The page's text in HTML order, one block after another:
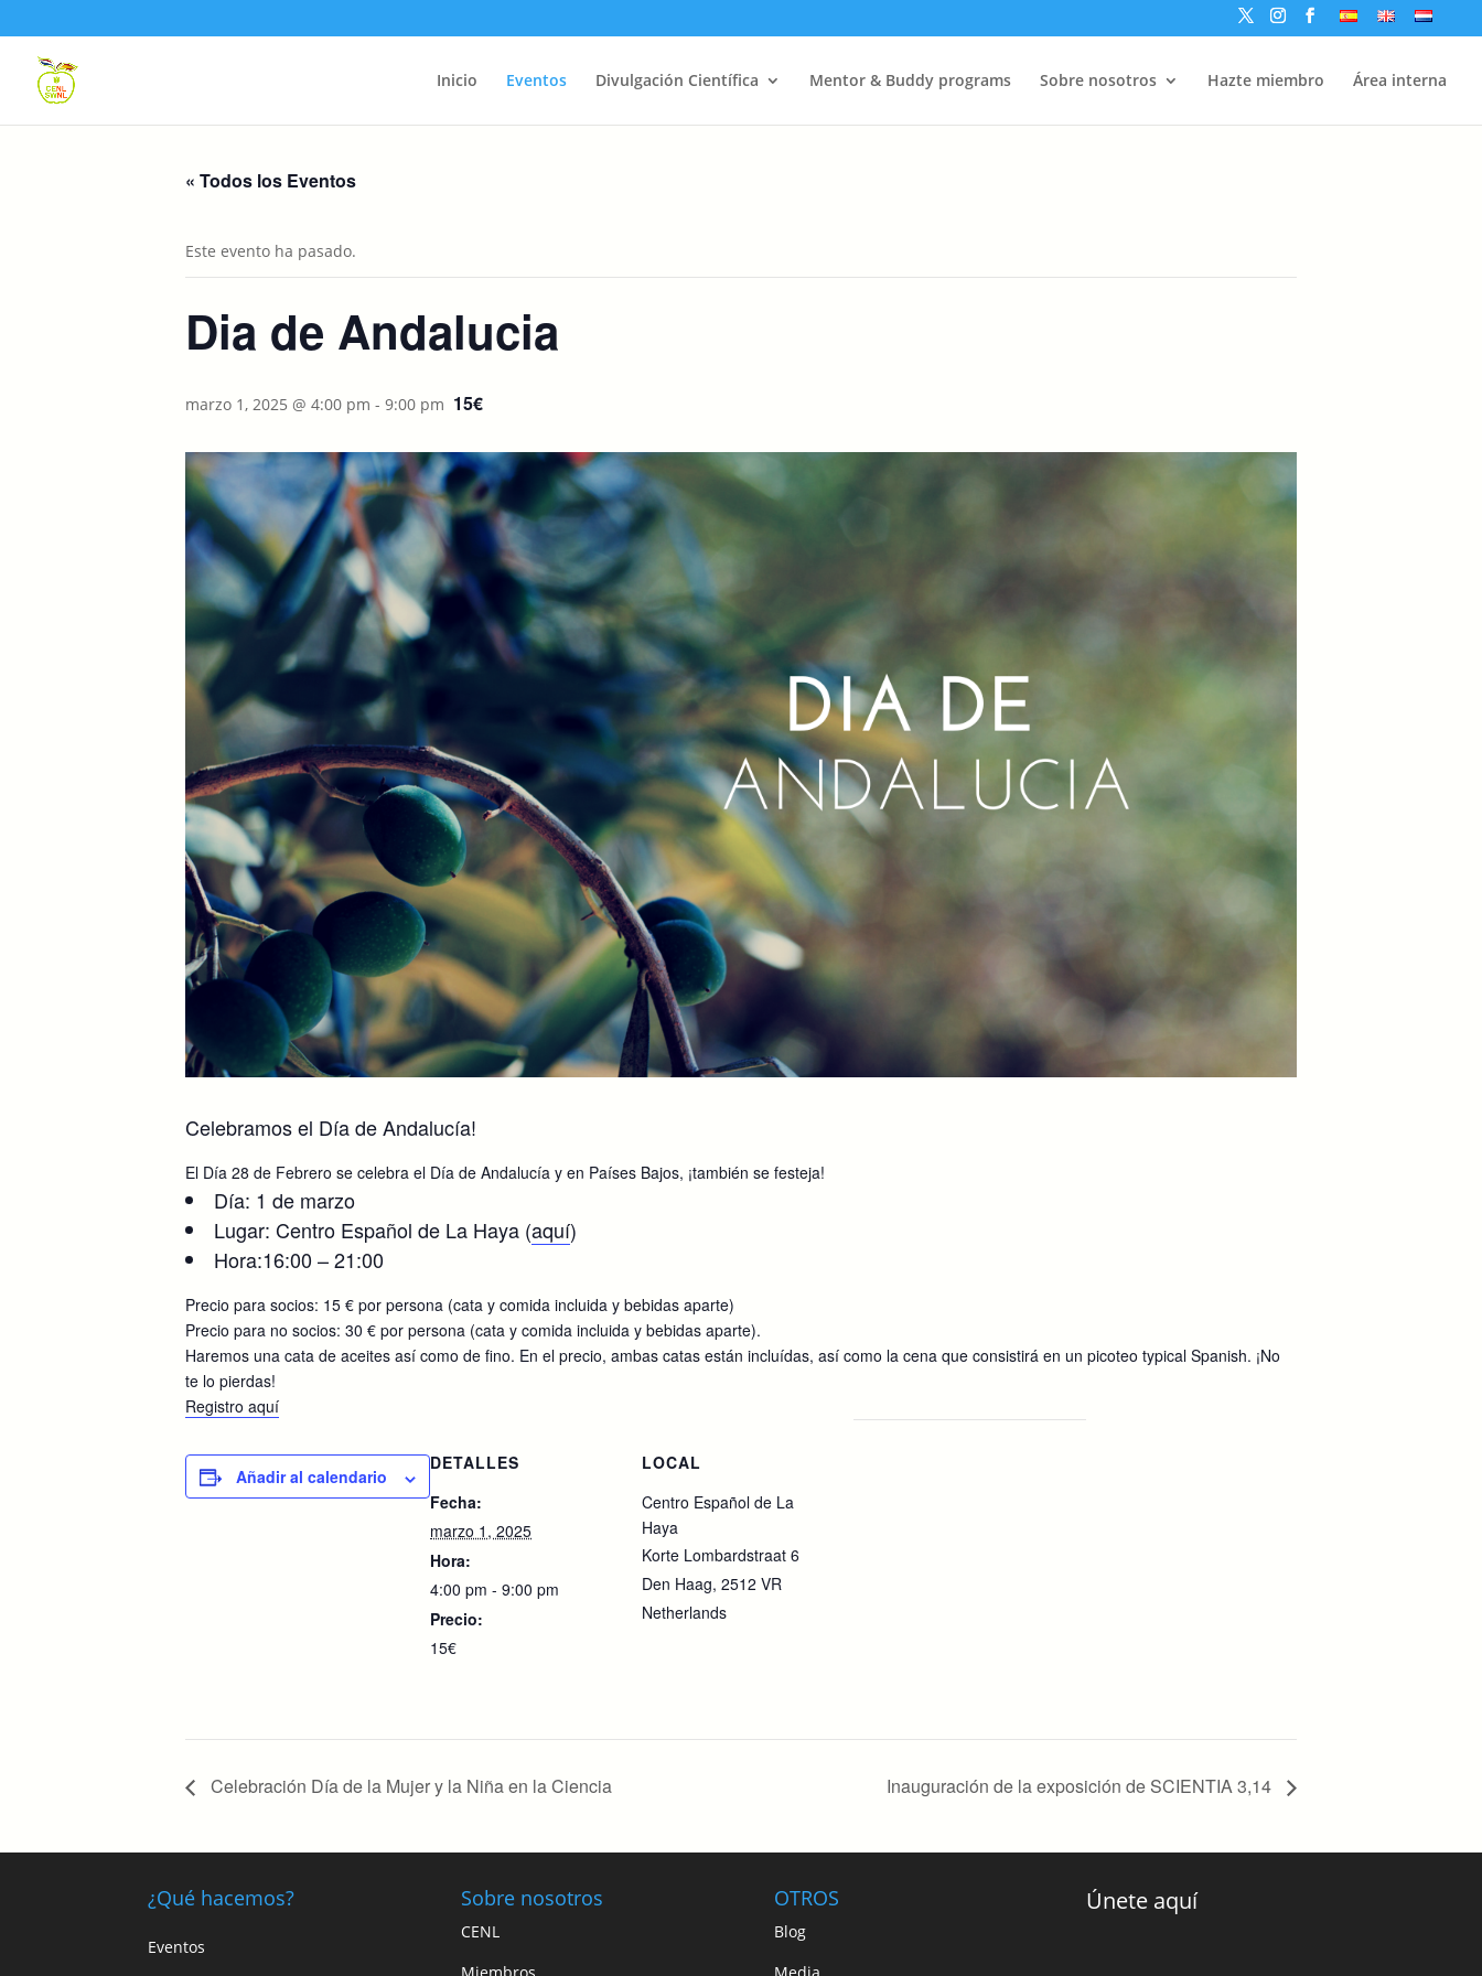
Inicio Eventos Divulgación Científica Mentor & Buddy programs Sobre nosotros Hazte miembro Área interna
« Todos los Eventos
Este evento ha pasado.
Dia de Andalucia
marzo 1, 2025 @ 4:00 pm - 9:00 pm 15€
Celebramos el Día de Andalucía!
El Día 28 de Febrero se celebra el Día de Andalucía y en Países Bajos, ¡también se festeja!
Día: 1 de marzo
Lugar: Centro Español de La Haya (aquí)
Hora:16:00 – 21:00
Precio para socios: 15 € por persona (cata y comida incluida y bebidas aparte)
Precio para no socios: 30 € por persona (cata y comida incluida y bebidas aparte).
Haremos una cata de aceites así como de fino. En el precio, ambas catas están incluídas, así como la cena que consistirá en un picoteo typical Spanish. ¡No
te lo pierdas!
Registro aquí
Añadir al calendario
DETALLES
Fecha:
marzo 1, 2025
Hora:
4:00 pm - 9:00 pm
Precio:
15€
LOCAL
Centro Español de La
Haya
Korte Lombardstraat 6
Den Haag, 2512 VR
Netherlands
Celebración Día de la Mujer y la Niña en la Ciencia Inauguración de la exposición de SCIENTIA 3,14
¿Qué hacemos?
Eventos
Sobre nosotros
CENL
OTROS
Blog
Únete aquí